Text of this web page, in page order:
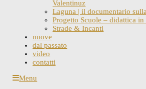
Valentinuz
Laguna | il documentario
Progetto Scuole – didattica in
Strade & Incanti
nuove
dal passato
video
contatti
SkipMenu